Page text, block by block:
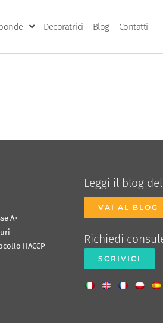
Decoratrici Blog Contatti
A+
HACCP
Leggi il blog
VAI AL BLOG
Richiedi
SCRIVICI